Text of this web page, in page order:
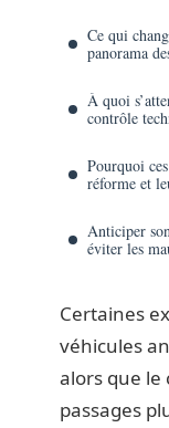
Ce qui
panorama
À quoi
contrôle
Pourquoi
réforme et
Anticiper
éviter les
Certaines
véhicules
alors que le
passages